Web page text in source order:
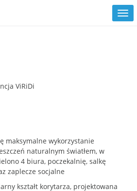
ViRiDi
naturalnym światłem, w
4 biura, poczekalnię, salkę
zaplecze socjalne